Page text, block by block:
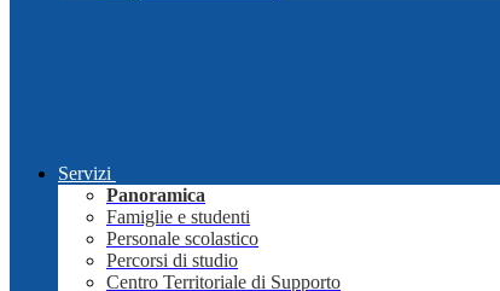
Servizi
Panoramica
Famiglie e studenti
Personale scolastico
Percorsi di studio
Centro Territoriale di Supporto